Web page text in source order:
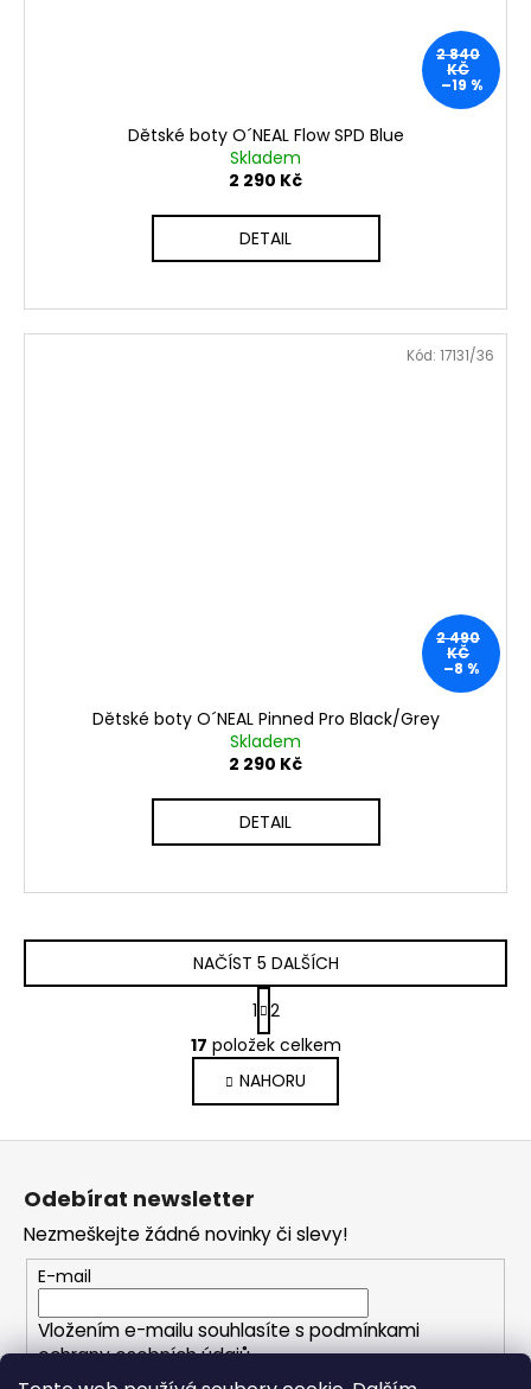
2 840
KČ
–19 %
Dětské boty O´NEAL Flow SPD Blue
Skladem
2 290 Kč
DETAIL
2 490
KČ
–8 %
Dětské boty O´NEAL Pinned Pro Black/Grey
Skladem
2 290 Kč
DETAIL
Kód: 17131/36
O
v
l
á
d
p
r
v
k
y
NAČÍST 5 DALŠÍCH
S
t
r
á
n
k
o
í
1 2
17 položek celkem
NAHORU
Odebírat newsletter
Nezmeškejte žádné novinky či slevy!
E-mail
Vložením e-mailu souhlasíte spodmínkami
ochrany osobních údajů